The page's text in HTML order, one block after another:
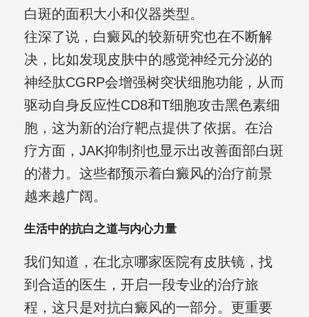
白斑的面积大小和仪器类型。
往深了说，白癜风的较新研究也在不断解
决，比如发现皮肤中的感觉神经元分泌的
神经肽CGRP会增强树突状细胞功能，从而
驱动自身反应性CD8和T细胞攻击黑色素细
胞，这为新的治疗靶点提供了依据。在治
疗方面，JAK抑制剂也显示出改善面部白斑
的潜力。这些都预示着白癜风的治疗前景
越来越广阔。
生活中的抗白之道与内心力量
我们知道，在北京哪家医院有皮肤镜，找
到合适的医生，开启一段专业的治疗旅
程，这只是对抗白癜风的一部分。更重要